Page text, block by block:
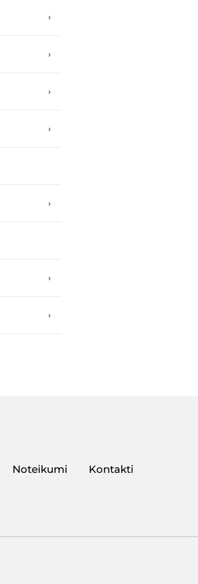
›
›
›
›
›
›
›
Noteikumi Kontakti